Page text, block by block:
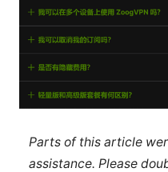
Parts of this article
assistance. Please